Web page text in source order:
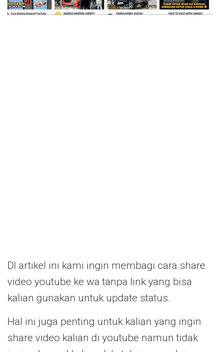
DI artikel ini kami ingin membagi cara share
video youtube ke wa tanpa link yang bisa
kalian gunakan untuk update status.
Hal ini juga penting untuk kalian yang ingin
share video kalian di youtube namun tidak